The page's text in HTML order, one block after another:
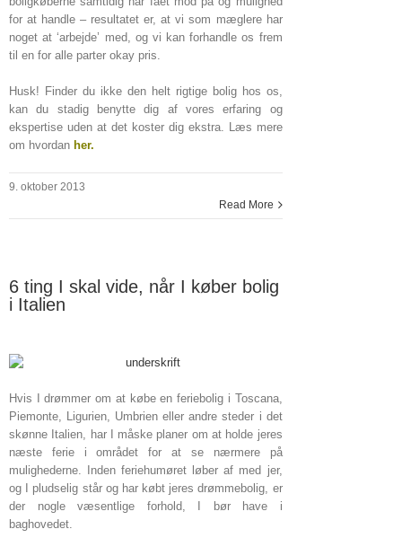
for at handle – resultatet er, at vi som mæglere har
noget at ‘arbejde’ med, og vi kan forhandle os frem
til en for alle parter okay pris.
Husk! Finder du ikke den helt rigtige bolig hos os,
kan du stadig benytte dig af vores erfaring og
ekspertise uden at det koster dig ekstra. Læs mere
om hvordan her.
9. oktober 2013
Read More
6 ting I skal vide, når I køber bolig
i Italien
Hvis I drømmer om at købe en feriebolig i Toscana,
Piemonte, Ligurien, Umbrien eller andre steder i det
skønne Italien, har I måske planer om at holde jeres
næste ferie i området for at se nærmere på
mulighederne. Inden feriehumøret løber af med jer,
og I pludselig står og har købt jeres drømmebolig, er
der nogle væsentlige forhold, I bør have i
baghovedet.